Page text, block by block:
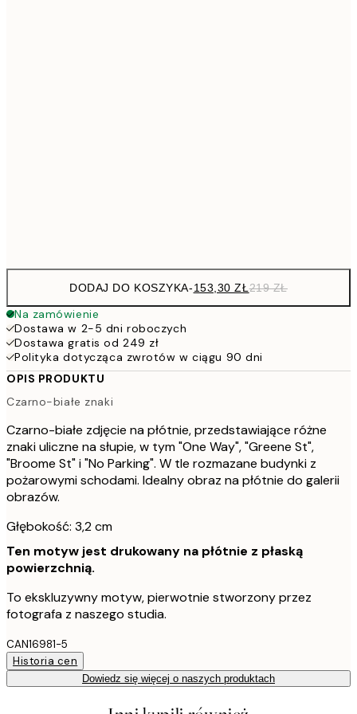
DODAJ DO KOSZYKA-153,30 ZŁ219 ZŁ
Na zamówienie
Dostawa w 2-5 dni roboczych
Dostawa gratis od 249 zł
Polityka dotycząca zwrotów w ciągu 90 dni
OPIS PRODUKTU
Czarno-białe znaki
Czarno-białe zdjęcie na płótnie, przedstawiające różne
znaki uliczne na słupie, w tym "One Way", "Greene St",
"Broome St" i "No Parking". W tle rozmazane budynki z
pożarowymi schodami. Idealny obraz na płótnie do galerii
obrazów.
Głębokość: 3,2 cm
Ten motyw jest drukowany na płótnie z płaską
powierzchnią.
To ekskluzywny motyw, pierwotnie stworzony przez
fotografa z naszego studia.
CAN16981-5
Historia cen
Dowiedz się więcej o naszych produktach